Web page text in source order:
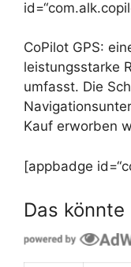
CoPilot GPS:
leistungsstarke
umfasst. Die
Kauf erworben
[appbadge
Das